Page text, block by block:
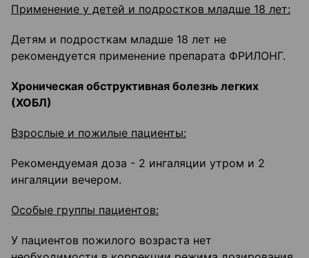
Применение у детей и подростков младше 18 лет:
Детям и подросткам младше 18 лет не
рекомендуется применение препарата ФРИЛОНГ.
Хроническая обструктивная болезнь легких
(ХОБЛ)
Взрослые и пожилые пациенты:
Рекомендуемая доза - 2 ингаляции утром и 2
ингаляции вечером.
Особые группы пациентов:
У пациентов пожилого возраста нет